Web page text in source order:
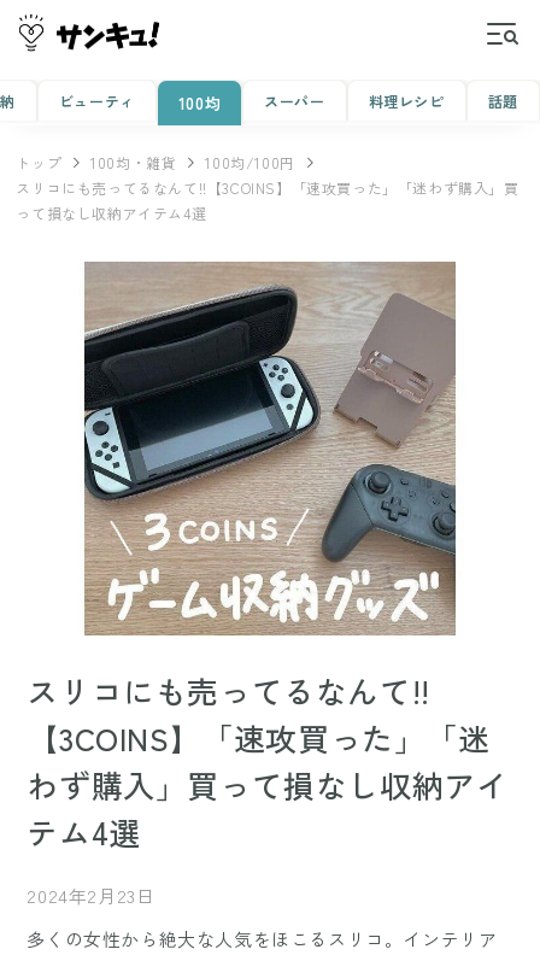
ビューティ 100均 スーパー 料理レシピ 話題
トップ 100均・雑貨
100均/100円
スリコにも売ってるなんて!!【3COINS】「速攻買った」「迷わず購入」買
って損なし収納アイテム4選
スリコにも売ってるなんて!!
【3COINS】「速攻買った」「迷
わず購入」買って損なし収納アイ
テム4選
2024年2月23日
多くの女性から絶大な人気をほこるスリコ。インテリア